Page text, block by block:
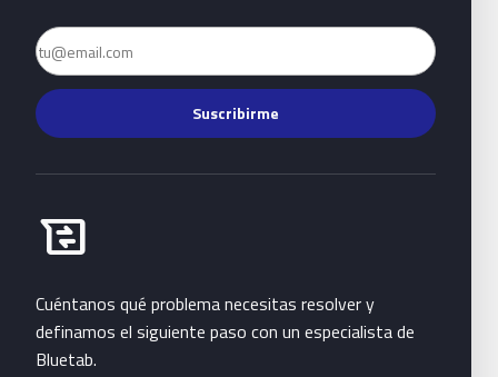
Email
Suscribirme
business_messages
Habla con Bluetab
Cuéntanos qué problema necesitas resolver y
definamos el siguiente paso con un especialista de
Bluetab.